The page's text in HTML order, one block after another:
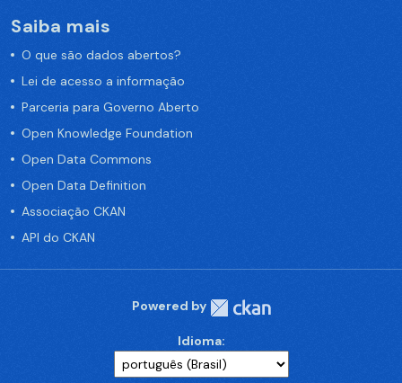
Saiba mais
O que são dados abertos?
Lei de acesso a informação
Parceria para Governo Aberto
Open Knowledge Foundation
Open Data Commons
Open Data Definition
Associação CKAN
API do CKAN
Powered by
Idioma